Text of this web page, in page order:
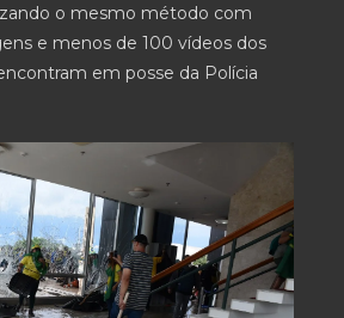
o mesmo método com
e menos de 100 vídeos dos
em posse da Polícia